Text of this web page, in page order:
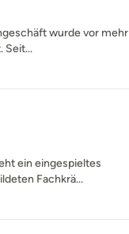
wurde vor mehr
Seit...
Sternen
ein eingespieltes
Fachkrä...